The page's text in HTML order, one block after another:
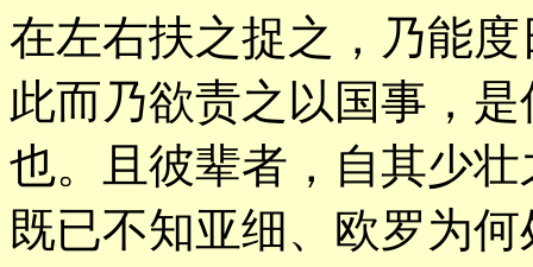
在左右扶之捉之，乃能度
此而乃欲责之以国事，
也。且彼辈者，自其少壮
既已不知亚细、欧罗为